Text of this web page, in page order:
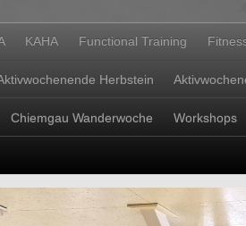
KAHA Functional Training
Herbstein
Chiemgau Wanderwoche Workshops